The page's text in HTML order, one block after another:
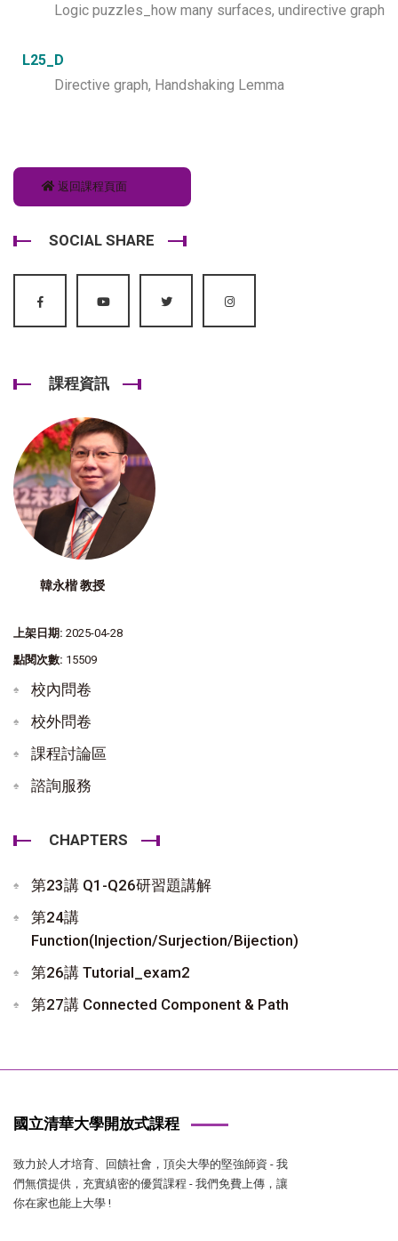
Logic puzzles_how many surfaces, undirective graph
L25_D
Directive graph, Handshaking Lemma
返回課程頁面
SOCIAL SHARE
課程資訊
韓永楷 教授
上架日期: 2025-04-28
點閱次數: 15509
校內問卷
校外問卷
課程討論區
諮詢服務
CHAPTERS
第23講 Q1-Q26研習題講解
第24講
Function(Injection/Surjection/Bijection)
第26講 Tutorial_exam2
第27講 Connected Component & Path
國立清華大學開放式課程
致力於人才培育、回饋社會，頂尖大學的堅強師資 - 我
們無償提供，充實縝密的優質課程 - 我們免費上傳，讓
你在家也能上大學 !